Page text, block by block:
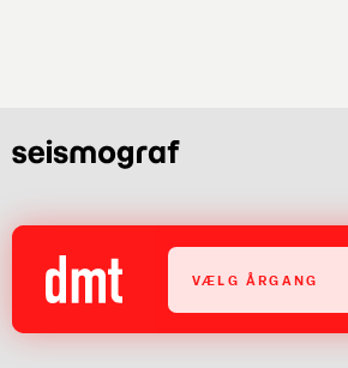
VÆLG ÅRGANG